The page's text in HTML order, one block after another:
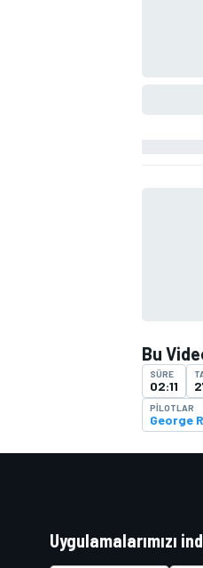
Bu
SÜRE
02:11
PILOTLAR
George
Uygulamalarımızı